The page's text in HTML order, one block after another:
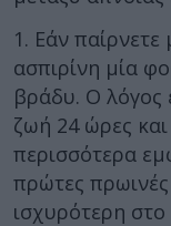
1. Εάν παίρνετε
ασπιρίνη μία
βράδυ. Ο λόγος
ζωή 24 ώρες
περισσότερα
πρώτες πρωινές
ισχυρότερη